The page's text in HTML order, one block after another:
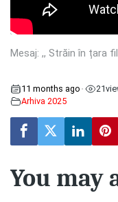
Mesaj: ,, Străin în țara
11 months ago • 21
Arhiva 2025
You may